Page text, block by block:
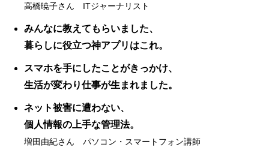
高橋暁子さん ITジャーナリスト
みんなに教えてもらいました、
暮らしに役立つ神アプリはこれ。
スマホを手にしたことがきっかけ、
生活が変わり仕事が生まれました。
ネット被害に遭わない、
個人情報の上手な管理法。
増田由紀さん パソコン・スマートフォン講師